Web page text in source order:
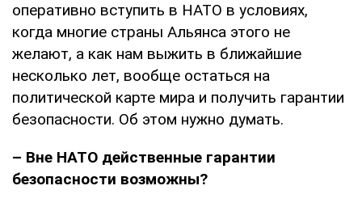
оперативно вступить в НАТО в условиях,
когда многие страны Альянса этого не
желают, а как нам выжить в ближайшие
несколько лет, вообще остаться на
политической карте мира и получить гарантии
безопасности. Об этом нужно думать.
– Вне НАТО действенные гарантии
безопасности возможны?